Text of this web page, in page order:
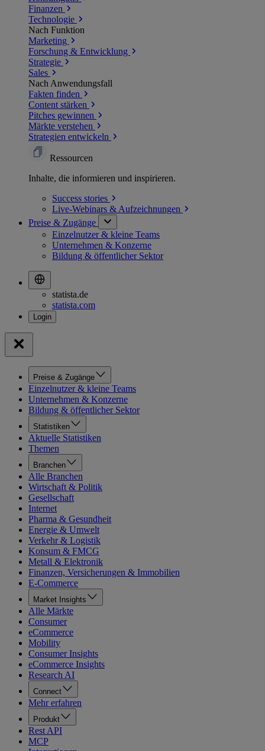
Finanzen
Technologie
Nach Funktion
Marketing
Forschung & Entwicklung
Strategie
Sales
Nach Anwendungsfall
Fakten finden
Content stärken
Pitches gewinnen
Märkte verstehen
Strategien entwickeln
Ressourcen
Inhalte, die informieren und inspirieren.
Success stories
Live-Webinars & Aufzeichnungen
Preise & Zugänge
Einzelnutzer & kleine Teams
Unternehmen & Konzerne
Bildung & öffentlicher Sektor
statista.de
statista.com
Preise & Zugänge
Einzelnutzer & kleine Teams
Unternehmen & Konzerne
Bildung & öffentlicher Sektor
Statistiken
Aktuelle Statistiken
Themen
Branchen
Alle Branchen
Wirtschaft & Politik
Gesellschaft
Internet
Pharma & Gesundheit
Energie & Umwelt
Verkehr & Logistik
Konsum & FMCG
Metall & Elektronik
Finanzen, Versicherungen & Immobilien
E-Commerce
Market Insights
Alle Märkte
Consumer
eCommerce
Mobility
Consumer Insights
eCommerce Insights
Research AI
Connect
Mehr erfahren
Produkt
Rest API
MCP